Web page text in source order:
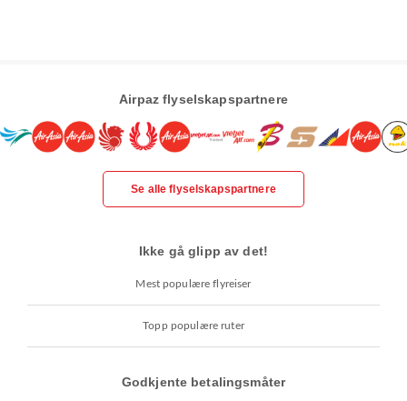
Airpaz flyselskapspartnere
Se alle flyselskapspartnere
Ikke gå glipp av det!
Mest populære flyreiser
Topp populære ruter
Godkjente betalingsmåter